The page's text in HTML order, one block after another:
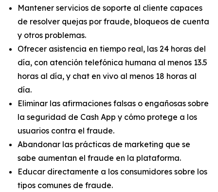
Mantener servicios de soporte al cliente capaces
de resolver quejas por fraude, bloqueos de cuenta
y otros problemas.
Ofrecer asistencia en tiempo real, las 24 horas del
día, con atención telefónica humana al menos 13.5
horas al día, y chat en vivo al menos 18 horas al
día.
Eliminar las afirmaciones falsas o engañosas sobre
la seguridad de Cash App y cómo protege a los
usuarios contra el fraude.
Abandonar las prácticas de marketing que se
sabe aumentan el fraude en la plataforma.
Educar directamente a los consumidores sobre los
tipos comunes de fraude.